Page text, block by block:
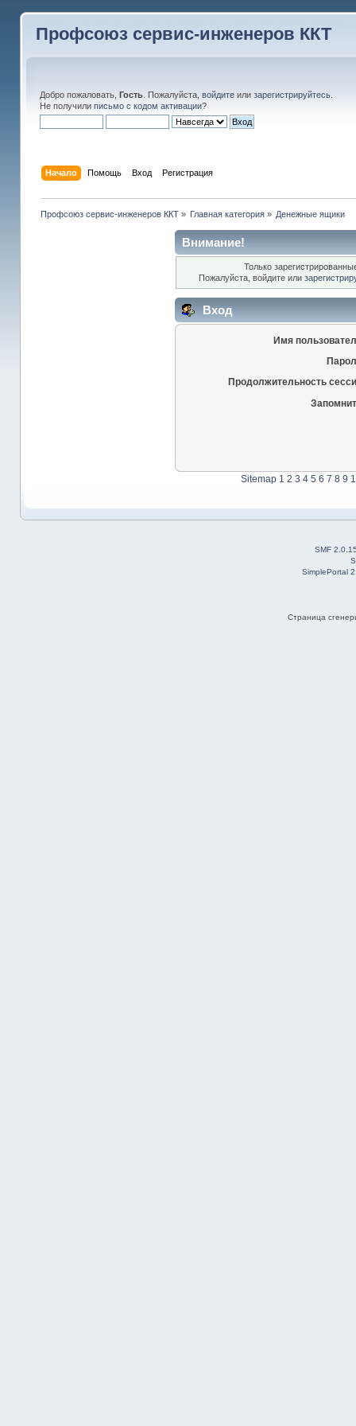
Профсоюз сервис-инженеров ККТ
Добро пожаловать, Гость. Пожалуйста, войдитеили зарегистрируйтесь.
Не получили письмо с кодом активации?
Начало Помощь Вход Регистрация
Профсоюз сервис-инженеров ККТ» Главная категория » Денежные ящики
Внимание!
Только
Пожалуйста, войдите или
Вход
Имя
Продолжительность
Sitemap 1 2 3 4 5 6 7 8 9
SMF
SimplePortal
Страница